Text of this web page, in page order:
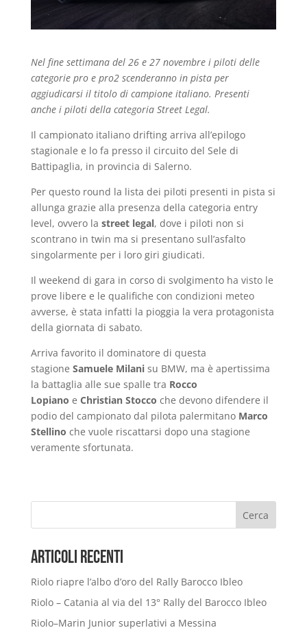
Nel fine settimana del 26 e 27 novembre i piloti delle
categorie pro e pro2 scenderanno in pista per
aggiudicarsi il titolo di campione italiano. Presenti
anche i piloti della categoria Street Legal.
Il campionato italiano drifting arriva all’epilogo
stagionale e lo fa presso il circuito del Sele di
Battipaglia, in provincia di Salerno.
Per questo round la lista dei piloti presenti in pista si
allunga grazie alla presenza della categoria entry
level, ovvero la street legal, dove i piloti non si
scontrano in twin ma si presentano sull’asfalto
singolarmente per i loro giri giudicati.
Il weekend di gara in corso di svolgimento ha visto le
prove libere e le qualifiche con condizioni meteo
avverse, è stata infatti la pioggia la vera protagonista
della giornata di sabato.
Arriva favorito il dominatore di questa
stagione Samuele Milanisu BMW, ma è apertissima
la battaglia alle sue spalle tra Rocco
Lopiano e Christian Stocco che devono difendere il
podio del campionato dal pilota palermitano Marco
Stellino che vuole riscattarsi dopo una stagione
veramente sfortunata.
Cerca
Articoli Recenti
Riolo riapre l’albo d’oro del Rally Barocco Ibleo
Riolo – Catania al via del 13° Rally del Barocco Ibleo
Riolo–Marin Junior superlativi a Messina